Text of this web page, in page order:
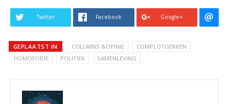
Twitter Facebook Google+
GEPLAATST IN COLUMNS &OPINIE
COMPLOTGEKKEN
HOMOFOBIE
POLITIEK SAMENLEVING